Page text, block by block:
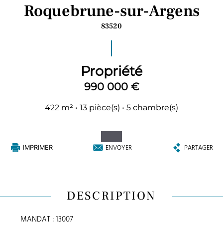
Roquebrune-sur-Argens
83520
Propriété
990 000 €
422 m² • 13 pièce(s) • 5 chambre(s)
IMPRIMER ENVOYER PARTAGER
DESCRIPTION
MANDAT : 13007